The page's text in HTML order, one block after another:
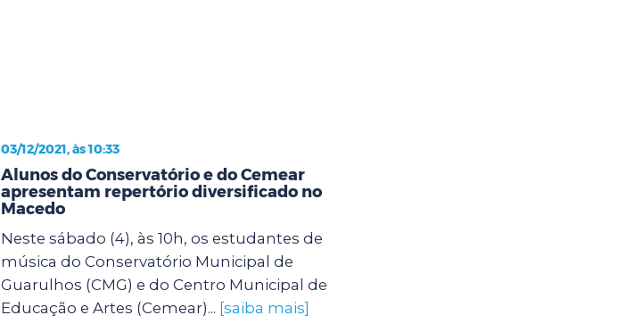
03/12/2021, às 10:33
Alunos do Conservatório e do Cemear
apresentam repertório diversificado no
Macedo
Neste sábado (4), às 10h, os estudantes de
música do Conservatório Municipal de
Guarulhos (CMG) e do Centro Municipal de
Educação e Artes (Cemear)... [saiba mais]